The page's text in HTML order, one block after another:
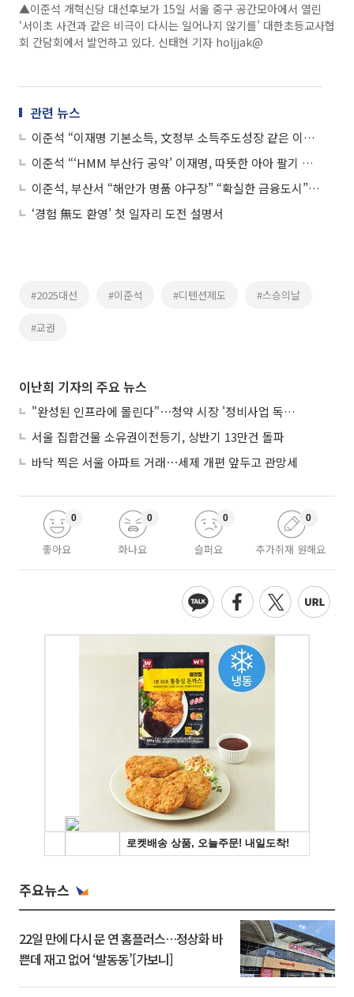
▲이준석 개혁신당 대선후보가 15일 서울 중구 공간모아에서 열린
‘서이초 사건과 같은 비극이 다시는 일어나지 않기를’ 대한초등교사협
회 간담회에서 발언하고 있다. 신태현 기자 holjjak@
관련 뉴스
이준석 “이재명 기본소득, 文정부 소득주도성장 같은 이야기”
이준석 “‘HMM 부산行 공약’ 이재명, 따뜻한 아아 팔기 시작”
이준석, 부산서 “해안가 명품 야구장” “확실한 금융도시” 공약 어필
‘경험 無도 환영’ 첫 일자리 도전 설명서
#2025대선 #이준석 #디텐션제도 #스승의날
#교권
이난희 기자의 주요 뉴스
"완성된 인프라에 몰린다"⋯청약 시장 '정비사업 독주' 42배 격차
서울 집합건물 소유권이전등기, 상반기 13만건 돌파
바닥 찍은 서울 아파트 거래⋯세제 개편 앞두고 관망세
좋아요
0
화나요
0
슬퍼요
0
추가취재 원해요
0
주요뉴스
22일 만에 다시 문 연 홈플러스…정상화 바
쁜데 재고 없어 ‘발동동’[가보니]